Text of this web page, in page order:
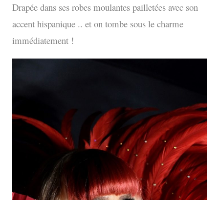
Drapée dans ses robes moulantes pailletées avec son
accent hispanique .. et on tombe sous le charme
immédiatement !